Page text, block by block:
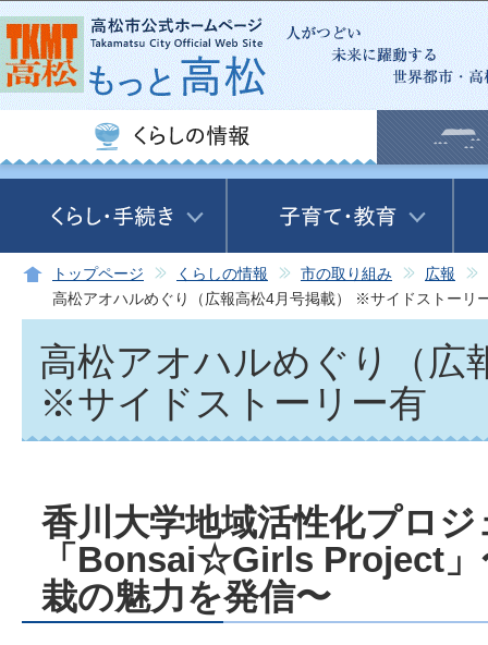
この
トップページ くらしの情報 市の取り組み
広報
高松アオハルめぐり（広報高松4月号掲載） ※サイドストーリ
高松アオハルめぐり（広
※サイドストーリー有
香川大学地域活性化プロジ
「Bonsai☆Girls Project」
栽の魅力を発信〜